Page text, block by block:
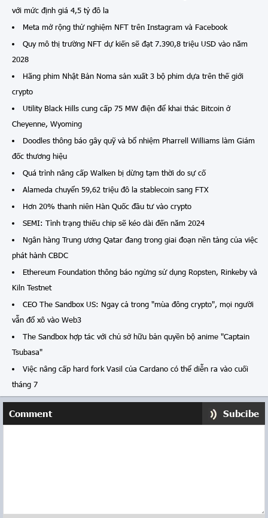
với mức định giá 4,5 tỷ đô la
Meta mở rộng thử nghiệm NFT trên Instagram và Facebook
Quy mô thị trường NFT dự kiến sẽ đạt 7.390,8 triệu USD vào năm
2028
Hãng phim Nhật Bản Noma sản xuất 3 bộ phim dựa trên thế giới
crypto
Utility Black Hills cung cấp 75 MW điện để khai thác Bitcoin ở
Cheyenne, Wyoming
Doodles thông báo gây quỹ và bổ nhiệm Pharrell Williams làm Giám
đốc thương hiệu
Quá trình nâng cấp Walken bị dừng tạm thời do sự cố
Alameda chuyển 59,62 triệu đô la stablecoin sang FTX
Hơn 20% thanh niên Hàn Quốc đầu tư vào crypto
SEMI: Tình trạng thiếu chip sẽ kéo dài đến năm 2024
Ngân hàng Trung ương Qatar đang trong giai đoạn nền tảng của việc
phát hành CBDC
Ethereum Foundation thông báo ngừng sử dụng Ropsten, Rinkeby và
Kiln Testnet
CEO The Sandbox US: Ngay cả trong "mùa đông crypto", mọi người
vẫn đổ xô vào Web3
The Sandbox hợp tác với chủ sở hữu bản quyền bộ anime "Captain
Tsubasa"
Việc nâng cấp hard fork Vasil của Cardano có thể diễn ra vào cuối
tháng 7
Comment Subcibe